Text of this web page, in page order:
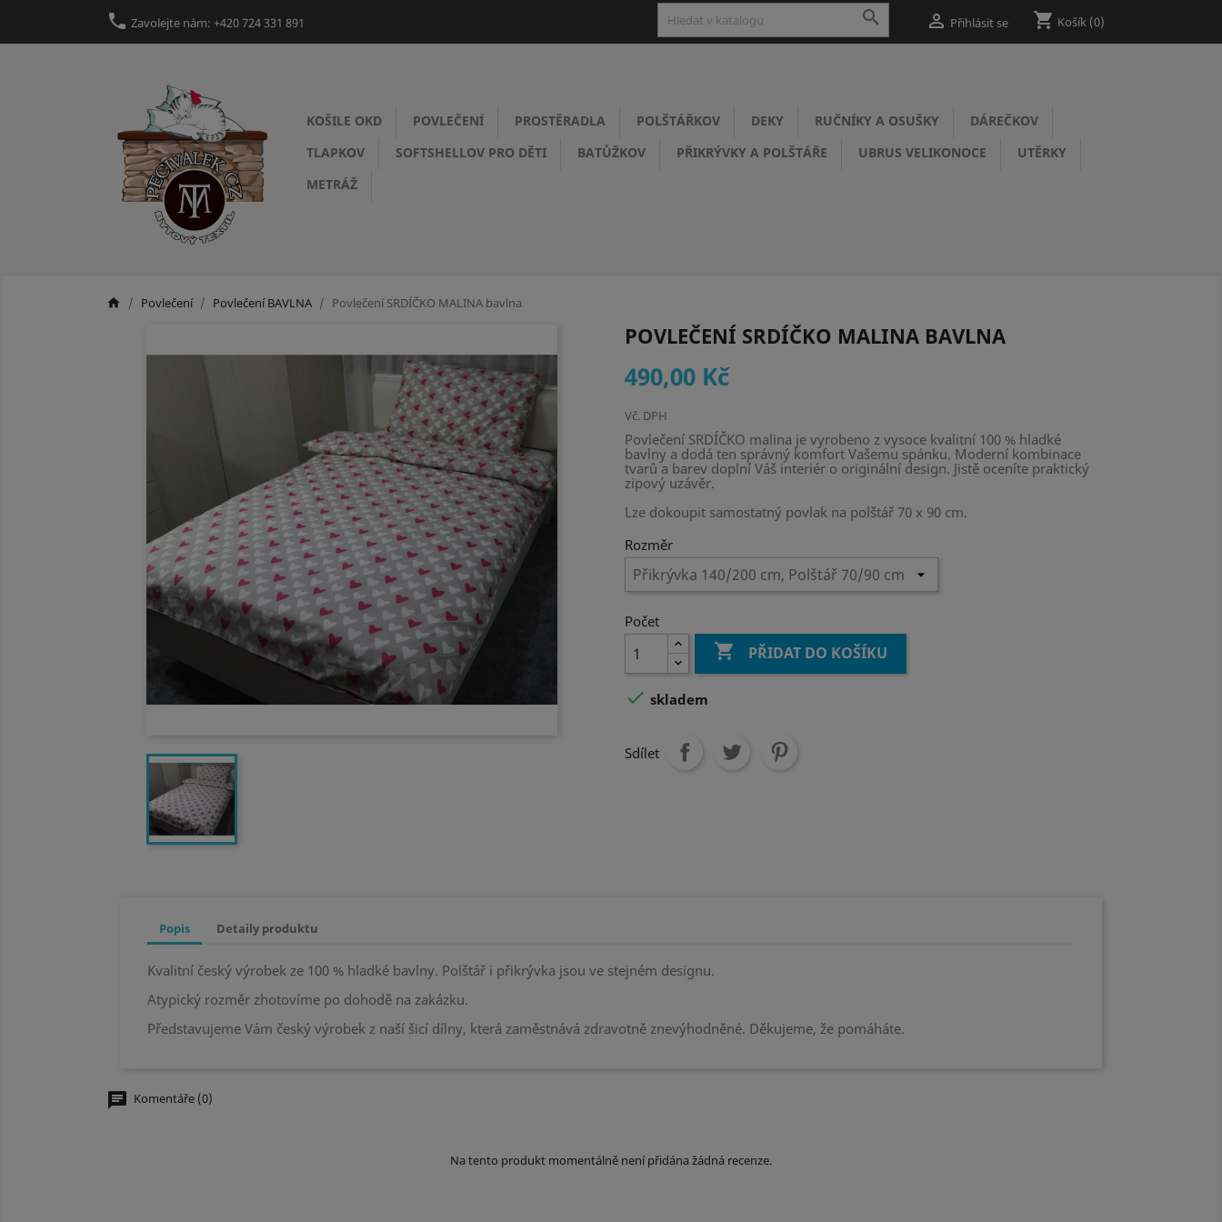
call Zavolejte nám: +420 724 331 891   Přihlásit se shopping_cart Košík (0)
KOŠILE OKD POVLEČENÍ PROSTĚRADLA POLŠTÁŘKOV DEKY RUČNÍKY A OSUŠKY
DÁREČKOV
TLAPKOV
SOFTSHELLOV PRO DĚTI BATŮŽKOV PŘIKRÝVKY A POLŠTÁŘE UBRUS VELIKONOCE
UTĚRKY
METRÁŽ
home Povlečení Povlečení BAVLNA Povlečení SRDÍČKO MALINA bavlna
POVLEČENÍ SRDÍČKO MALINA BAVLNA
490,00 Kč
Vč. DPH
Povlečení SRDÍČKO malina je vyrobeno z vysoce kvalitní 100 % hladké
bavlny a dodá ten správný komfort Vašemu spánku. Moderní kombinace
tvarů a barev doplní Váš interiér o originální design. Jistě oceníte praktický
zipový uzávěr.
Lze dokoupit samostatný povlak na polštář 70 x 90 cm.
Rozměr
Počet
 PŘIDAT DO KOŠÍKU
 skladem
Sdílet
Popis Detaily produktu
Kvalitní český výrobek ze 100 % hladké bavlny. Polštář i přikrývka jsou ve stejném designu.
Atypický rozměr zhotovíme po dohodě na zakázku.
Představujeme Vám český výrobek z naší šicí dílny, která zaměstnává zdravotně znevýhodněné. Děkujeme, že pomáháte.
chat Komentáře (0)
Na tento produkt momentálně není přidána žádná recenze.